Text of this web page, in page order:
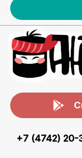
+7 (4742) 20-